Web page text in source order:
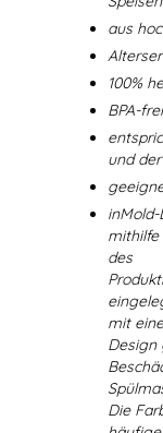
aus
100%
BPA-frei
und
mithilfe
des
mit
Design
Die